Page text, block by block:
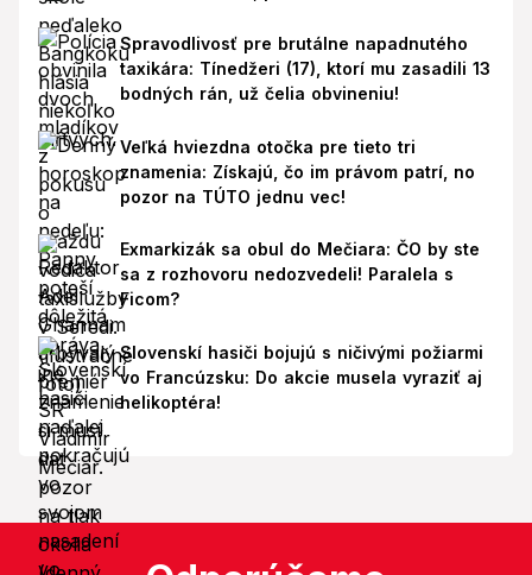
Spravodlivosť pre brutálne napadnutého
taxikára: Tínedžeri (17), ktorí mu zasadili 13
bodných rán, už čelia obvineniu!
Veľká hviezdna otočka pre tieto tri
znamenia: Získajú, čo im právom patrí, no
pozor na TÚTO jednu vec!
Exmarkizák sa obul do Mečiara: ČO by ste
sa z rozhovoru nedozvedeli! Paralela s
Ficom?
Slovenskí hasiči bojujú s ničivými požiarmi
vo Francúzsku: Do akcie musela vyraziť aj
helikoptéra!